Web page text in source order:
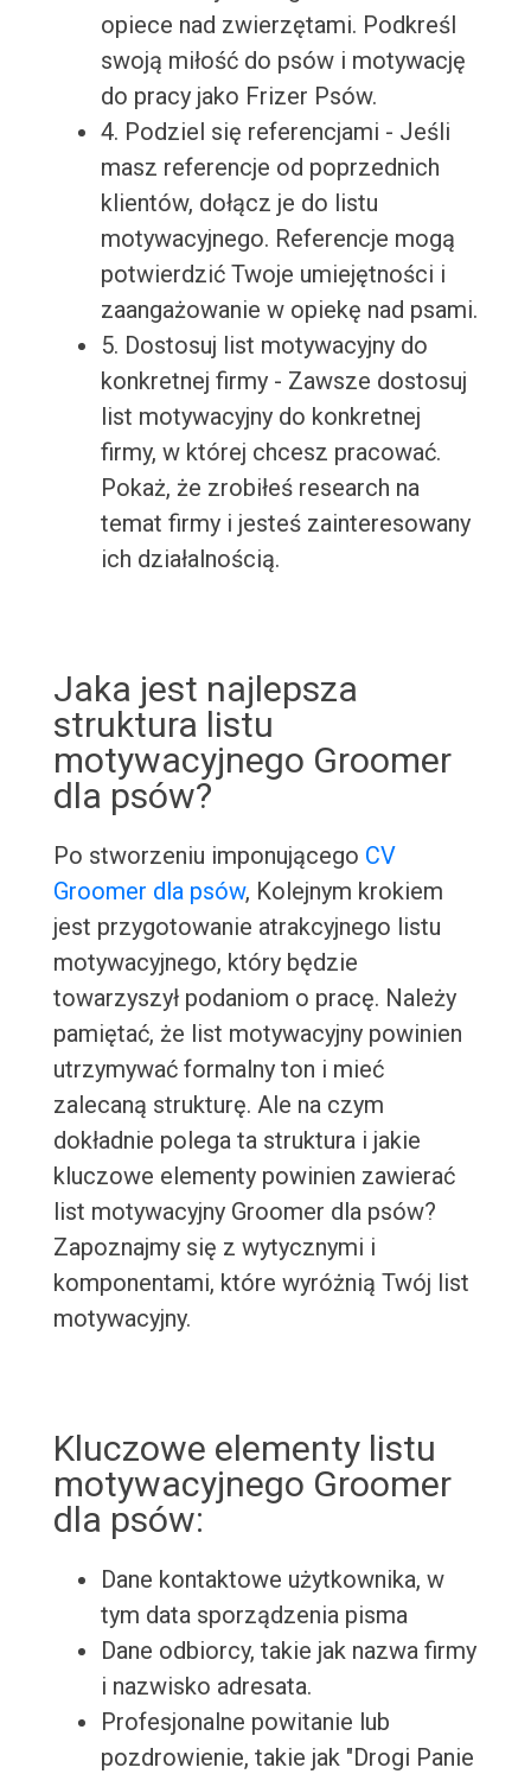
opiece nad zwierzętami. Podkreśl
swoją miłość do psów i motywację
do pracy jako Frizer Psów.
4. Podziel się referencjami - Jeśli
masz referencje od poprzednich
klientów, dołącz je do listu
motywacyjnego. Referencje mogą
potwierdzić Twoje umiejętności i
zaangażowanie w opiekę nad psami.
5. Dostosuj list motywacyjny do
konkretnej firmy - Zawsze dostosuj
list motywacyjny do konkretnej
firmy, w której chcesz pracować.
Pokaż, że zrobiłeś research na
temat firmy i jesteś zainteresowany
ich działalnością.
Jaka jest najlepsza
struktura listu
motywacyjnego Groomer
dla psów?
Po stworzeniu imponującego CV
Groomer dla psów, Kolejnym krokiem
jest przygotowanie atrakcyjnego listu
motywacyjnego, który będzie
towarzyszył podaniom o pracę. Należy
pamiętać, że list motywacyjny powinien
utrzymywać formalny ton i mieć
zalecaną strukturę. Ale na czym
dokładnie polega ta struktura i jakie
kluczowe elementy powinien zawierać
list motywacyjny Groomer dla psów?
Zapoznajmy się z wytycznymi i
komponentami, które wyróżnią Twój list
motywacyjny.
Kluczowe elementy listu
motywacyjnego Groomer
dla psów:
Dane kontaktowe użytkownika, w
tym data sporządzenia pisma
Dane odbiorcy, takie jak nazwa firmy
i nazwisko adresata.
Profesjonalne powitanie lub
pozdrowienie, takie jak "Drogi Panie